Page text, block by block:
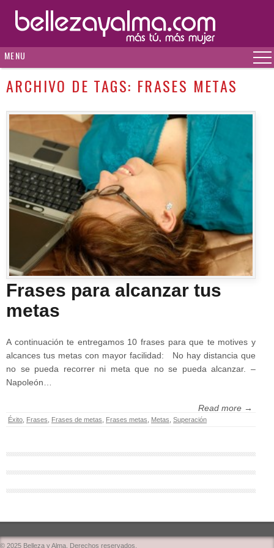
MENU
ARCHIVO DE TAGS: FRASES METAS
Frases para alcanzar tus
metas
A continuación te entregamos 10 frases para que te motives y
alcances tus metas con mayor facilidad: No hay distancia que
no se pueda recorrer ni meta que no se pueda alcanzar. –
Napoleón…
Read more →
Éxito Frases Frases de metas Frases metas Metas Superación
© 2025 Belleza y Alma. Derechos reservados.